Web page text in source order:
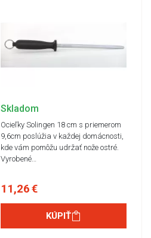
Skladom
Ocieľky Solingen 18 cm s priemerom
9,6cm poslúžia v každej domácnosti,
kde vám pomôžu udržať nože ostré.
Vyrobené…
11,26 €
KÚPIŤ